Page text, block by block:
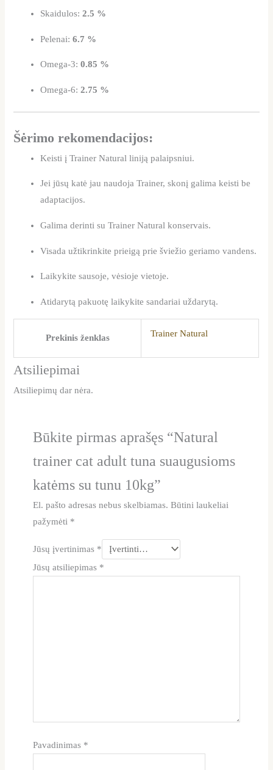
Skaidulos:2.5 %
Pelenai:6.7 %
Omega-3:0.85 %
Omega-6:2.75 %
Šėrimo rekomendacijos:
Keisti į Trainer Natural liniją palaipsniui.
Jei jūsų katė jau naudoja Trainer, skonį galima keisti be
adaptacijos.
Galima derinti su Trainer Natural konservais.
Visada užtikrinkite prieigą prie šviežio geriamo vandens.
Laikykite sausoje, vėsioje vietoje.
Atidarytą pakuotę laikykite sandariai uždarytą.
Prekinis ženklas Trainer Natural
Atsiliepimai
Atsiliepimų dar nėra.
Būkite pirmas aprašęs “Natural
trainer cat adult tuna suaugusioms
katėms su tunu 10kg”
El. pašto adresas nebus skelbiamas. Būtini laukeliai
pažymėti *
Jūsų įvertinimas *
Jūsų atsiliepimas *
Pavadinimas *